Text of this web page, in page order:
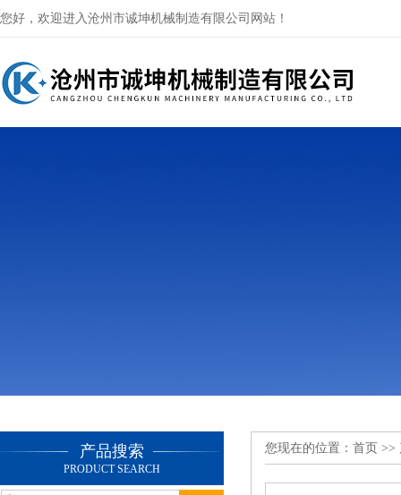
您好，欢迎进入沧州市诚坤机械制造有限公司网站！
产品搜索
PRODUCT SEARCH
您现在的位置： 首页 >>